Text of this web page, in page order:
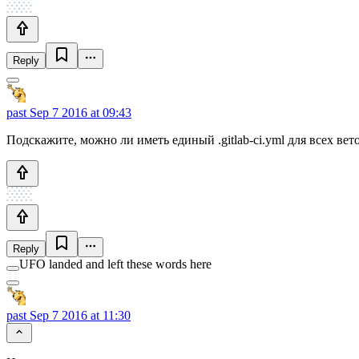
Reply
past Sep 7 2016 at 09:43
Подскажите, можно ли иметь единый .gitlab-ci.yml для всех
Reply
UFO landed and left these words here
past Sep 7 2016 at 11:30